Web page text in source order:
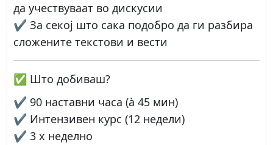
да учествуваат во дискусии
✔️ За секој што сака подобро да ги разбира
сложените текстови и вести
✅ Што добиваш?
✔ 90 наставни часа (à 45 мин)
✔ Интензивен курс (12 недели)
✔ 3 x неделно